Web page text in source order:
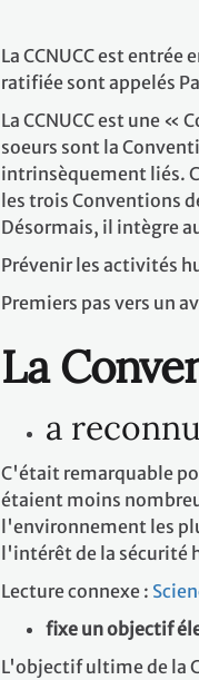
La CCNUCC est
ratifiée sont appelés
La CCNUCC est une
soeurs sont la
intrinsèquement liés.
les trois Conventions
Désormais, il intègre
Prévenir les activités
Premiers pas vers un
La
a
C'était remarquable
étaient moins
l'environnement les
l'intérêt de la
Lecture connexe :
fixe un objectif
L'objectif ultime de la